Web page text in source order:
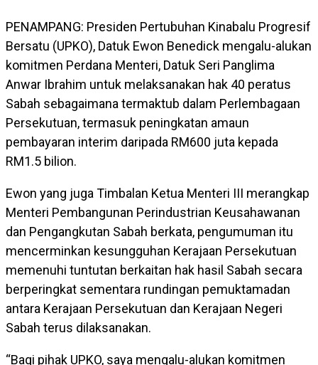
PENAMPANG: Presiden Pertubuhan Kinabalu Progresif
Bersatu (UPKO), Datuk Ewon Benedick mengalu-alukan
komitmen Perdana Menteri, Datuk Seri Panglima
Anwar Ibrahim untuk melaksanakan hak 40 peratus
Sabah sebagaimana termaktub dalam Perlembagaan
Persekutuan, termasuk peningkatan amaun
pembayaran interim daripada RM600 juta kepada
RM1.5 bilion.
Ewon yang juga Timbalan Ketua Menteri III merangkap
Menteri Pembangunan Perindustrian Keusahawanan
dan Pengangkutan Sabah berkata, pengumuman itu
mencerminkan kesungguhan Kerajaan Persekutuan
memenuhi tuntutan berkaitan hak hasil Sabah secara
berperingkat sementara rundingan pemuktamadan
antara Kerajaan Persekutuan dan Kerajaan Negeri
Sabah terus dilaksanakan.
“Bagi pihak UPKO, saya mengalu-alukan komitmen